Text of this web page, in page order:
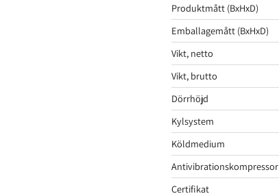
Produktmått (BxHxD)
Emballagemått (BxHxD)
Vikt, netto
Vikt, brutto
Dörrhöjd
Kylsystem
Köldmedium
Antivibrationskompressor
Certifikat